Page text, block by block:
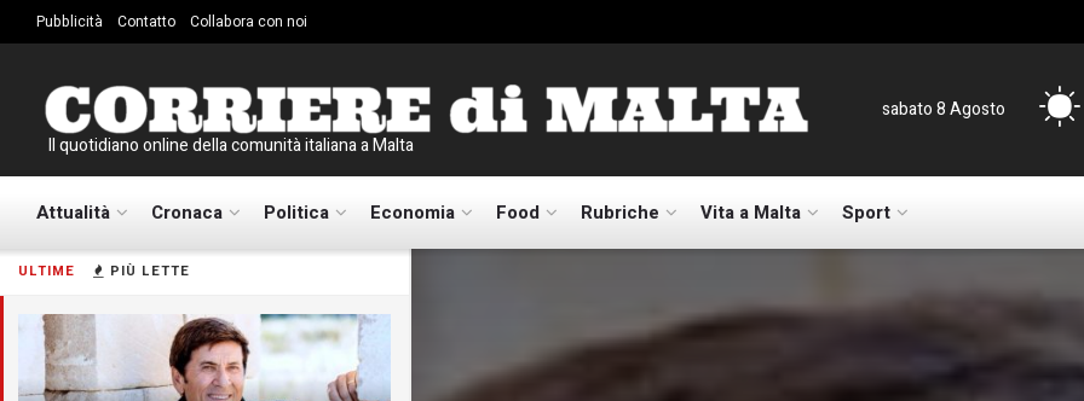
ULTIME PIÙ LETTE
Pubblicità Contatto Collabora con noi
Il quotidiano online della comunità italiana a Malta
sabato 8 Agosto
Attualità Cronaca Politica Economia Food Rubriche Vita a Malta Sport